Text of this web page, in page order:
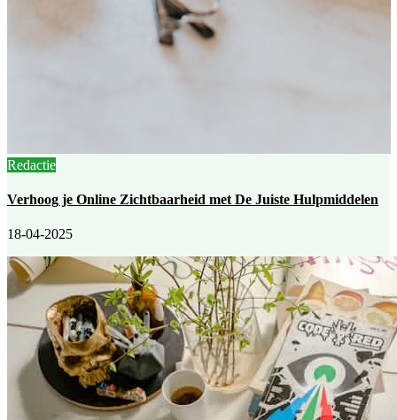
Redactie
Verhoog je Online Zichtbaarheid met De Juiste Hulpmiddelen
18-04-2025